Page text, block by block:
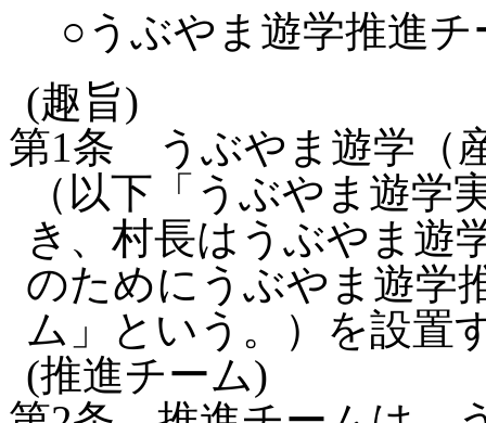
○うぶやま遊学推進
(趣旨)
第1条
うぶやま遊学（
（以下「うぶやま遊学
き、村長はうぶやま遊
のためにうぶやま遊学
ム」という。）を設置
(推進チーム)